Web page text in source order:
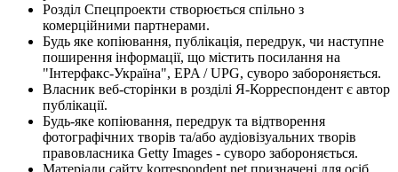
Розділ Спецпроекти створюється спільно з
комерційними партнерами.
Будь яке копіювання, публікація, передрук, чи наступне
поширення інформації, що містить посилання на
"Інтерфакс-Україна", EPA / UPG, суворо забороняється.
Власник веб-сторінки в розділі Я-Корреспондент є автор
публікації.
Будь-яке копіювання, передрук та відтворення
фотографічних творів та/або аудіовізуальних творів
правовласника Getty Images - суворо забороняється.
Матеріали сайту korrespondent.net призначені для осіб